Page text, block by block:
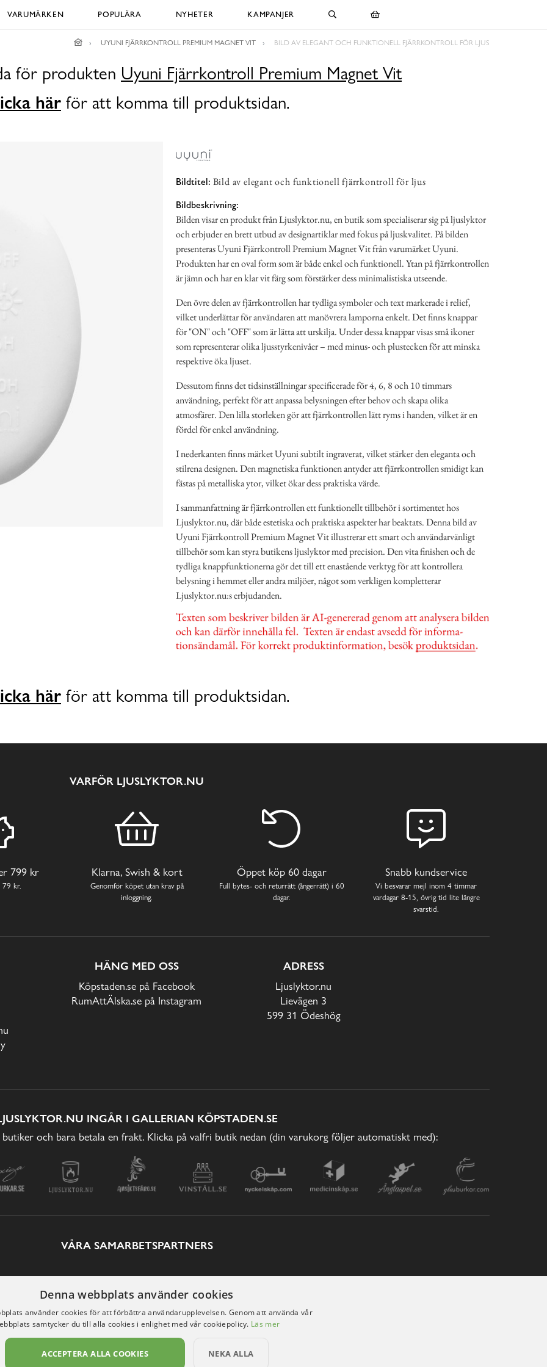
VARUMÄRKEN POPULÄRA NYHETER KAMPANJER
UYUNI FJÄRRKONTROLL PREMIUM MAGNET VIT BILD AV ELEGANT OCH FUNKTIONELL FJÄRRKONTROLL FÖR LJUS
för produkten Uyuni Fjärrkontroll Premium Magnet Vit
här för att komma till produktsidan.
Bildtitel: Bild av elegant och funktionell fjärrkontroll för ljus
Bildbeskrivning:
Bilden visar en produkt från Ljuslyktor.nu, en butik som specialiserar sig på ljuslyktor
och erbjuder en brett utbud av designartiklar med fokus på ljuskvalitet. På bilden
presenteras Uyuni Fjärrkontroll Premium Magnet Vit från varumärket Uyuni.
Produkten har en oval form som är både enkel och funktionell. Ytan på fjärrkontrollen
är jämn och har en klar vit färg som förstärker dess minimalistiska utseende.
Den övre delen av fjärrkontrollen har tydliga symboler och text markerade i relief,
vilket underlättar för användaren att manövrera lamporna enkelt. Det finns knappar
för "ON" och "OFF" som är lätta att urskilja. Under dessa knappar visas små ikoner
som representerar olika ljusstyrkenivåer – med minus- och plustecken för att minska
respektive öka ljuset.
Dessutom finns det tidsinställningar specificerade för 4, 6, 8 och 10 timmars
användning, perfekt för att anpassa belysningen efter behov och skapa olika
atmosfärer. Den lilla storleken gör att fjärrkontrollen lätt ryms i handen, vilket är en
fördel för enkel användning.
I nederkanten finns märket Uyuni subtilt ingraverat, vilket stärker den eleganta och
stilrena designen. Den magnetiska funktionen antyder att fjärrkontrollen smidigt kan
fästas på metalliska ytor, vilket ökar dess praktiska värde.
I sammanfattning är fjärrkontrollen ett funktionellt tillbehör i sortimentet hos
Ljuslyktor.nu, där både estetiska och praktiska aspekter har beaktats. Denna bild av
Uyuni Fjärrkontroll Premium Magnet Vit illustrerar ett smart och användarvänligt
tillbehör som kan styra butikens ljuslyktor med precision. Den vita finishen och de
tydliga knappfunktionerna gör det till ett enastående verktyg för att kontrollera
belysning i hemmet eller andra miljöer, något som verkligen kompletterar
Ljuslyktor.nu:s erbjudanden.
här för att komma till produktsidan.
VARFÖR LJUSLYKTOR.NU
799 kr
79 kr.
Klarna, Swish & kort
Genomför köpet utan krav på
inloggning.
Öppet köp 60 dagar
Full bytes- och returrätt (ångerrätt) i 60
dagar.
Snabb kundservice
Vi besvarar mejl inom 4 timmar
vardagar 8-15, övrig tid lite längre
svarstid.
HÄNG MED OSS
Köpstaden.se på Facebook
RumAttÄlska.se på Instagram
ADRESS
Ljuslyktor.nu
Lievägen 3
599 31 Ödeshög
INGÅR I GALLERIAN KÖPSTADEN.SE
och bara betala en frakt. Klicka på valfri butik nedan (din varukorg följer automatiskt med):
VÅRA SAMARBETSPARTNERS
Denna webbplats använder cookies
använder cookies för att förbättra användarupplevelsen. Genom att använda vår
samtycker du till alla cookies i enlighet med vår cookiepolicy. Läs mer
ACCEPTERA ALLA COOKIES NEKA ALLA